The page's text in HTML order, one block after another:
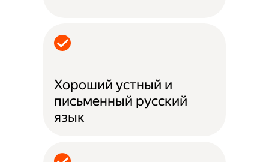
Хороший устный и
письменный русский
язык